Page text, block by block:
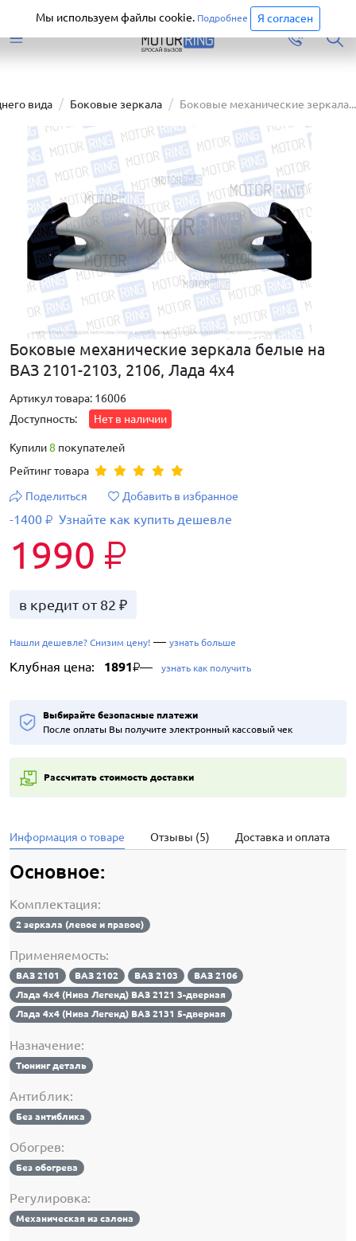
Перейти
вида Боковые зеркала Боковые механические зеркала...
Боковые механические зеркала белые на
ВАЗ 2101-2103, 2106, Лада 4х4
Артикул товара: 16006
Доступность:
Нет в наличии
Купили8 покупателей
Рейтинг товара
Поделиться
Добавить в избранное
-1400 ₽ Узнайте как купить дешевле
1990 ₽
в кредит от 82 ₽
Нашли дешевле? Снизим цену! — узнать больше
Клубная цена: 1891₽— узнать как получить
Выбирайте безопасные платежи
После оплаты Вы получите электронный кассовый чек
Рассчитать стоимость доставки
Информация о товаре Отзывы (5) Доставка и оплата
Основное:
Комплектация:
2 зеркала (левое и правое)
Применяемость:
ВАЗ 2101 ВАЗ 2102 ВАЗ 2103
ВАЗ 2106
Лада 4х4 (Нива Легенд) ВАЗ 2121 3-дверная
Лада 4х4 (Нива Легенд) ВАЗ 2131 5-дверная
Назначение:
Тюнинг деталь
Антиблик:
Без антиблика
Обогрев:
Без обогрева
Регулировка:
Механическая из салона
Мы используем файлы cookie. Подробнее Я согласен